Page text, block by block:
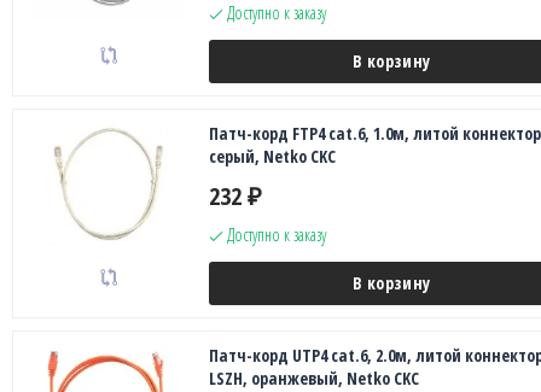
Доступно к заказу
В корзину
Патч-корд FTP4 cat.6, 1.0м, литой
серый, Netko CKC
232 ₽
Доступно к заказу
В корзину
Патч-корд UTP4 cat.6, 2.0м, литой
LSZH, оранжевый, Netko CKC